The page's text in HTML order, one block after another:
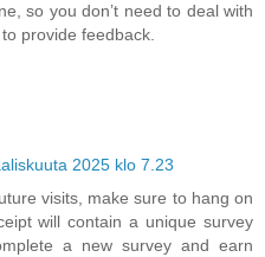
so you don’t need to deal with
provide feedback.
2025 klo 7.23
visits, make sure to hang on
will contain a unique survey
a new survey and earn